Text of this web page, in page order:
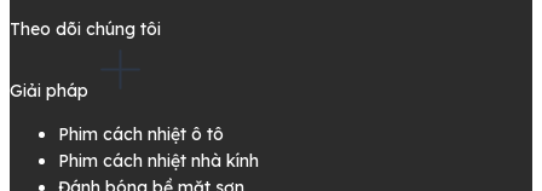
Theo dõi chúng tôi
Giải pháp
Phim cách nhiệt ô tô
Phim cách nhiệt nhà kính